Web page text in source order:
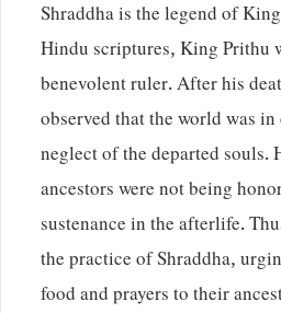
Shraddha is the legend of
Hindu scriptures, King Prithu
benevolent ruler. After his
observed that the world was
neglect of the departed souls.
ancestors were not being
sustenance in the afterlife.
the practice of Shraddha,
food and prayers to their